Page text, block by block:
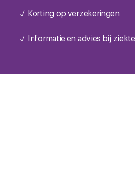
Korting op verzekeringen
Informatie en advies bij ziekte